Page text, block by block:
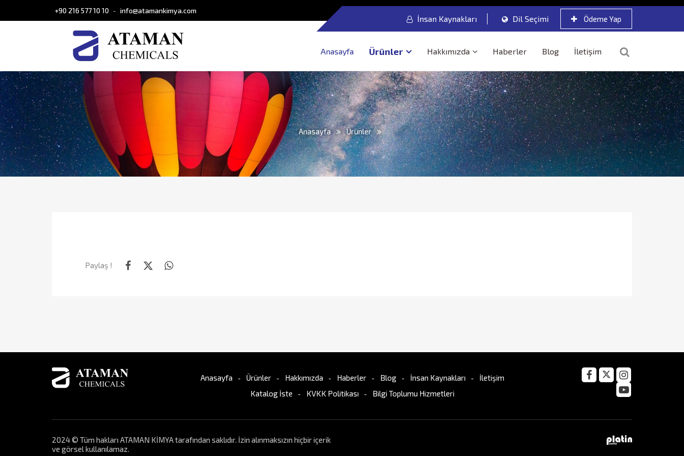
+90 216 577 10 10 - info@atamankimya.com
İnsan Kaynakları Dil Seçimi Ödeme Yap
Anasayfa Ürünler Hakkımızda Haberler Blog İletişim
Anasayfa Ürünler
Paylaş !
Anasayfa Ürünler Hakkımızda Haberler Blog İnsan Kaynakları
İletişim
Katalog İste
KVKK Politikası Bilgi Toplumu Hizmetleri
2024 © Tüm hakları ATAMAN KİMYA tarafından saklıdır. İzin alınmaksızın hiçbir içerik
ve görsel kullanılamaz.